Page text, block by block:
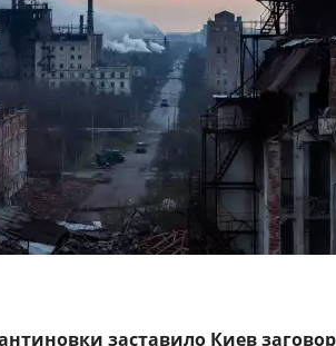
заставило Киев